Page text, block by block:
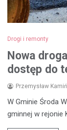
Drogi i remonty
Nowa
dostęp do
Przemysław
W Gminie Środa
gminnej w rejonie